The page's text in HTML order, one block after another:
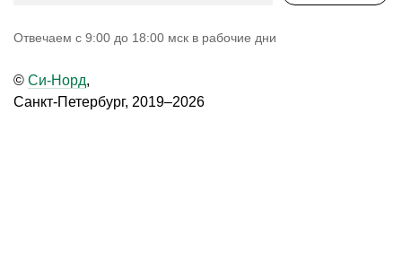
Oтвечаем с 9:00 до 18:00 мск в рабочие дни
© Си-Норд,
Санкт-Петербург, 2019–2026